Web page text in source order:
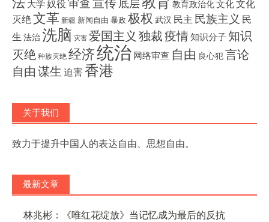
大学 奴役 审查 宣传底层 教育政治化文化文化
灭绝文革 新疆 新闻自由 暴政 极权 武汉 民主 民族主义 民
生 法治洗脑 灾害 爱国主义 独裁疫情知识分子 知识
灭绝 种族灭绝 经济统治 网络审查 自由 良心犯言论
自由 谋生 迫害香港
关于我们
致力于提升中国人的表达自由、思想自由。
最新文章
林兆彬：《唯红花绽放》当记忆成为最后的反抗